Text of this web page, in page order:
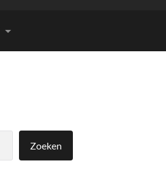
Zoeken